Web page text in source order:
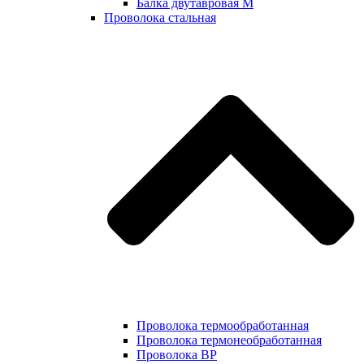
Балка двутавровая М
Проволока стальная
Проволока термообработанная
Проволока термонеобработанная
Проволока ВР